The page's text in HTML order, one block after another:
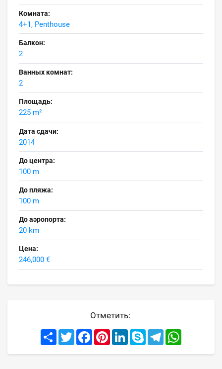
Комната:
4+1, Penthouse
Балкон:
2
Ванных комнат:
2
Площадь:
225 m²
Дата сдачи:
2014
До центра:
100 m
До пляжа:
100 m
До аэропорта:
20 km
Цена:
246,000 €
Отметить:
Share TwitterFacebookPinterestLinkedInSkype Telegram